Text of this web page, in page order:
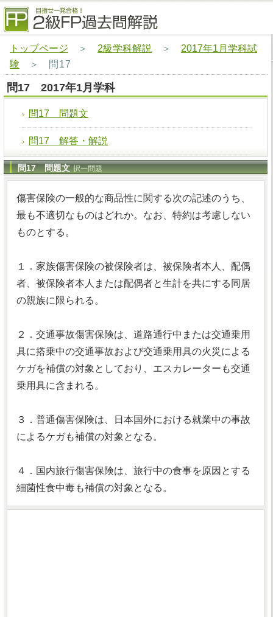
トップページ ＞ 2級学科解説 ＞ 2017年1月学科試
験 ＞ 問17
問17 2017年1月学科
問17 問題文
問17 解答・解説
問17 問題文 択一問題
傷害保険の一般的な商品性に関する次の記述のうち、
最も不適切なものはどれか。なお、特約は考慮しない
ものとする。
１．家族傷害保険の被保険者は、被保険者本人、配偶
者、被保険者本人または配偶者と生計を共にする同居
の親族に限られる。
２．交通事故傷害保険は、道路通行中または交通乗用
具に搭乗中の交通事故および交通乗用具の火災による
ケガを補償の対象としており、エスカレーターも交通
乗用具に含まれる。
３．普通傷害保険は、日本国外における就業中の事故
によるケガも補償の対象となる。
４．国内旅行傷害保険は、旅行中の食事を原因とする
細菌性食中毒も補償の対象となる。